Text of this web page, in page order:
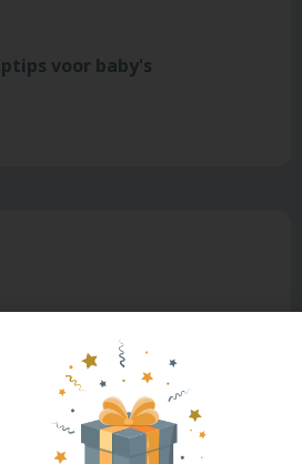
voor baby's
voor op de wintertijd